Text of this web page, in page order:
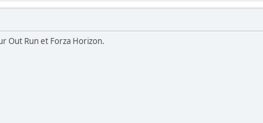
Out Run et Forza Horizon.